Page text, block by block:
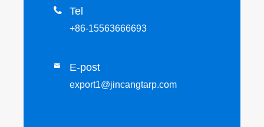
 Tel
+86-15563666693
 E-post
export1@jincangtarp.com